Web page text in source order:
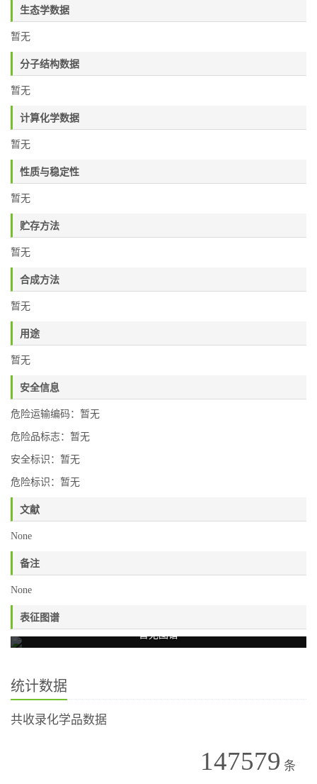
生态学数据
暂无
分子结构数据
暂无
计算化学数据
暂无
性质与稳定性
暂无
贮存方法
暂无
合成方法
暂无
用途
暂无
安全信息
危险运输编码：暂无
危险品标志：暂无
安全标识：暂无
危险标识：暂无
文献
None
备注
None
表征图谱
暂无图谱
统计数据
共收录化学品数据
147579 条